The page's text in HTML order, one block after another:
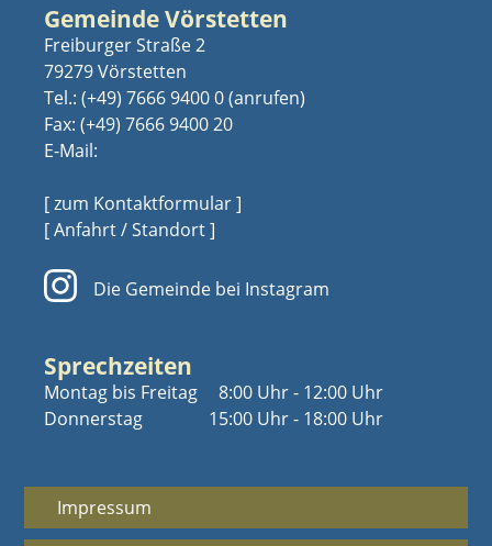
Gemeinde Vörstetten
Freiburger Straße 2
79279 Vörstetten
Tel.: (+49) 7666 9400 0
Fax: (+49) 7666 9400 20
E-Mail:
[ zum Kontaktformular ]
[ Anfahrt / Standort ]
Die Gemeinde bei Instagram
Sprechzeiten
Montag bis Freitag
Donnerstag
8:00 Uhr - 12:00 Uhr
15:00 Uhr - 18:00 Uhr
Impressum